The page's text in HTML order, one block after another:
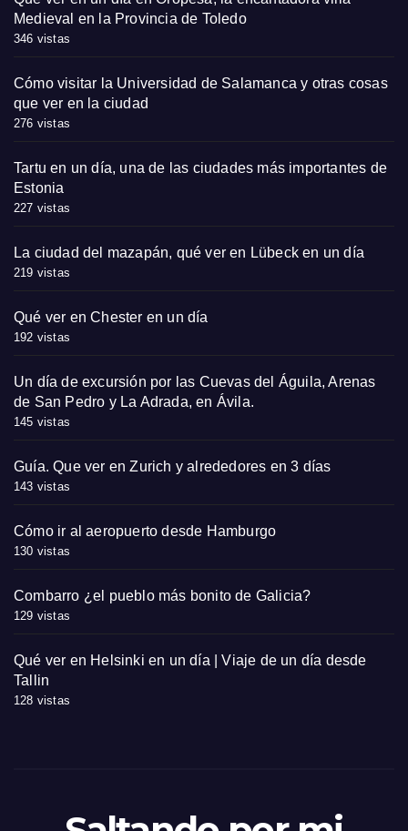
Medieval en la Provincia de Toledo
346 vistas
Cómo visitar la Universidad de Salamanca y otras cosas
que ver en la ciudad
276 vistas
Tartu en un día, una de las ciudades más importantes de
Estonia
227 vistas
La ciudad del mazapán, qué ver en Lübeck en un día
219 vistas
Qué ver en Chester en un día
192 vistas
Un día de excursión por las Cuevas del Águila, Arenas
de San Pedro y La Adrada, en Ávila.
145 vistas
Guía. Que ver en Zurich y alrededores en 3 días
143 vistas
Cómo ir al aeropuerto desde Hamburgo
130 vistas
Combarro ¿el pueblo más bonito de Galicia?
129 vistas
Qué ver en Helsinki en un día | Viaje de un día desde
Tallin
128 vistas